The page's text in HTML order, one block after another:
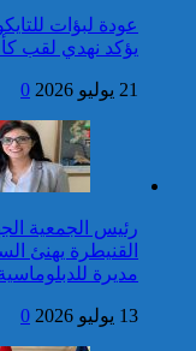
الصحافة
كان يستهدف مسؤولين
حكوميين
برقية تهنئة إلى جلالة
من رئيسة جمهورية
بمناسبة عيد العرش
من الأمين العام لمنظمة
الأمم المتحدة بمناسبة
توقيف شخص للاشتباه
في ارتكاب جريمة
المقرونة بالضرب
للموت كان ضحيتها
بتارودانت
كاريكاتير
عودة لبؤات
يؤكد نهدي لقب
21 يوليو 2026 0
رئيس الجمعية
القنيطرة يهنئ
مديرة
13 يوليو 2026 0